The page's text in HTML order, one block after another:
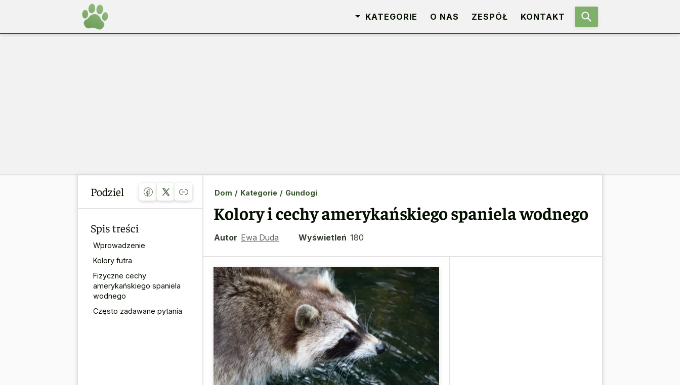
KATEGORIE O NAS ZESPÓŁ KONTAKT
Podziel
Spis treści
Wprowadzenie
Kolory futra
Fizyczne cechy
amerykańskiego spaniela
wodnego
Często zadawane pytania
Dom / Kategorie / Gundogi
Kolory i cechy amerykańskiego spaniela wodnego
Autor Ewa Duda Wyświetleń 180